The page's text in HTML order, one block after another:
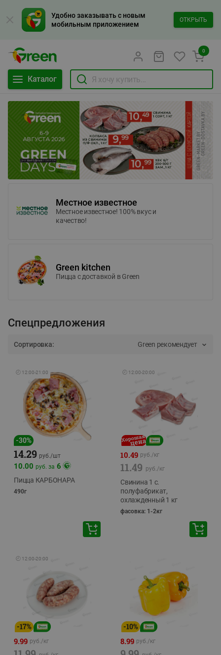
Удобно заказывать с новым
мобильным приложением
ОТКРЫТЬ
Каталог
0
Местное известное
Местное известное! 100% вкус и
качество!
Green kitchen
Пицца c доставкой в Green
Спецпредложения
Сортировка: Green рекомендует
🕘 12:00-21:00
-30%
14.29 руб./шт
10.00 руб. за 6
Пицца КАРБОНАРА
490г
🕘 12:00-20:00
10.49 руб./кг
11.49 руб./кг
Свинина 1 с.
полуфабрикат,
охлажденный 1 кг
фасовка: 1-2кг
🕘 12:00-20:00
-17%
9.99 руб./кг
-10%
8.99 руб./кг